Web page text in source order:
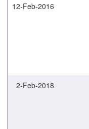
12-Feb-2016
2-Feb-2018